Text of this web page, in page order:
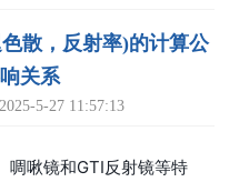
散，反射率)的计算公
关系
5-27 11:57:13
啁啾镜和GTI反射镜等特